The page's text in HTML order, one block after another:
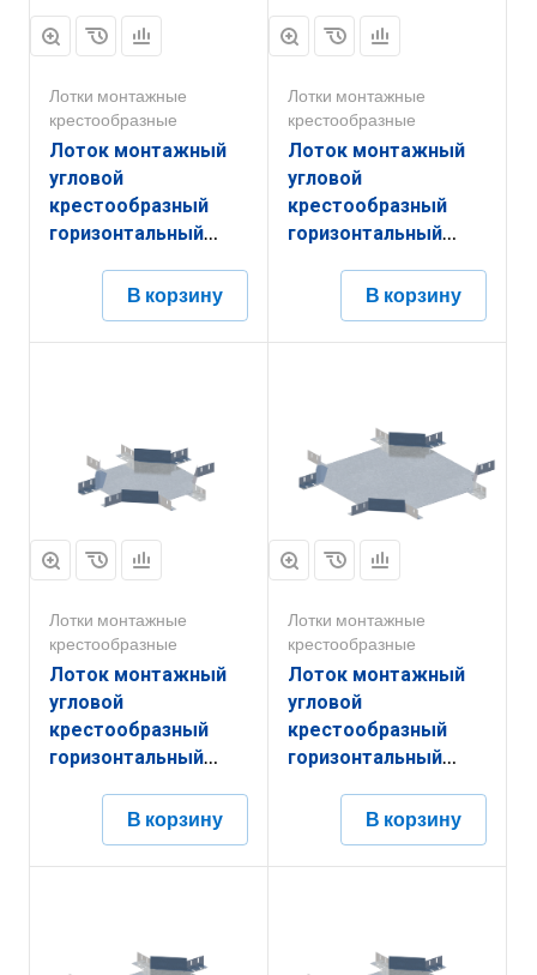
Лотки монтажные
крестообразные
Лоток монтажный
угловой
крестообразный
горизонтальный
В корзину
Лотки монтажные
крестообразные
Лоток монтажный
угловой
крестообразный
горизонтальный
В корзину
Лотки монтажные
крестообразные
Лоток монтажный
угловой
крестообразный
горизонтальный
В корзину
Лотки монтажные
крестообразные
Лоток монтажный
угловой
крестообразный
горизонтальный
В корзину